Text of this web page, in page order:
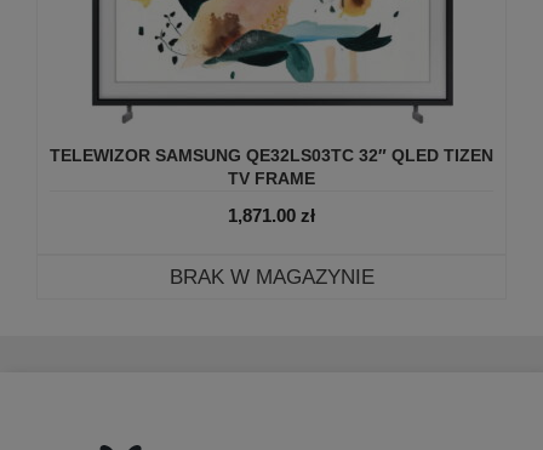
TELEWIZOR SAMSUNG QE32LS03TC 32″ QLED TIZEN
TV FRAME
1,871.00 zł
BRAK W MAGAZYNIE